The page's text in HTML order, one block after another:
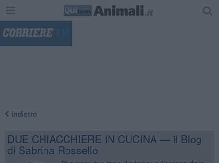
Indietro
DUE CHIACCHIERE IN CUCINA — il Blog
di Sabrina Rossello